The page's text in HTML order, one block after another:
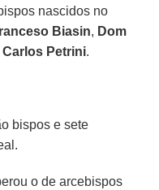
nascidos no
Biasin, Dom
Carlos Petrini.
bispos e sete
o de arcebispos